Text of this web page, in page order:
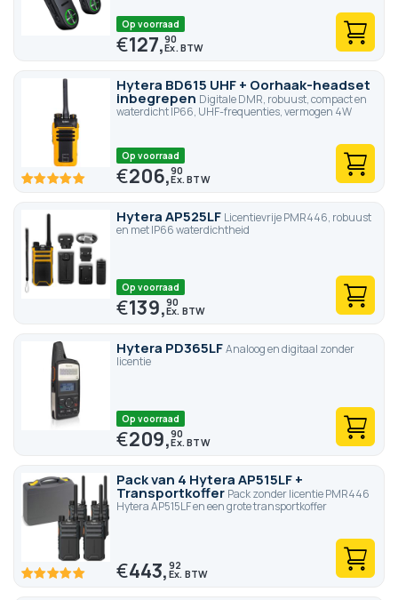
Op voorraad
€127,90
Hytera BD615 UHF + Oorhaak-headset
inbegrepen Digitale DMR, robuust, compact en
waterdicht IP66, UHF-frequenties, vermogen 4W
100 100
Op voorraad
€206,90
Hytera AP525LF Licentievrije PMR446, robuust
en met IP66 waterdichtheid
Op voorraad
€139,90
Hytera PD365LFAnaloog en digitaal zonder
licentie
Op voorraad
€209,90
Pack van 4 Hytera AP515LF +
Transportkoffer Pack zonder licentie PMR446
Hytera AP515LF en een grote transportkoffer
100 100 €443,92